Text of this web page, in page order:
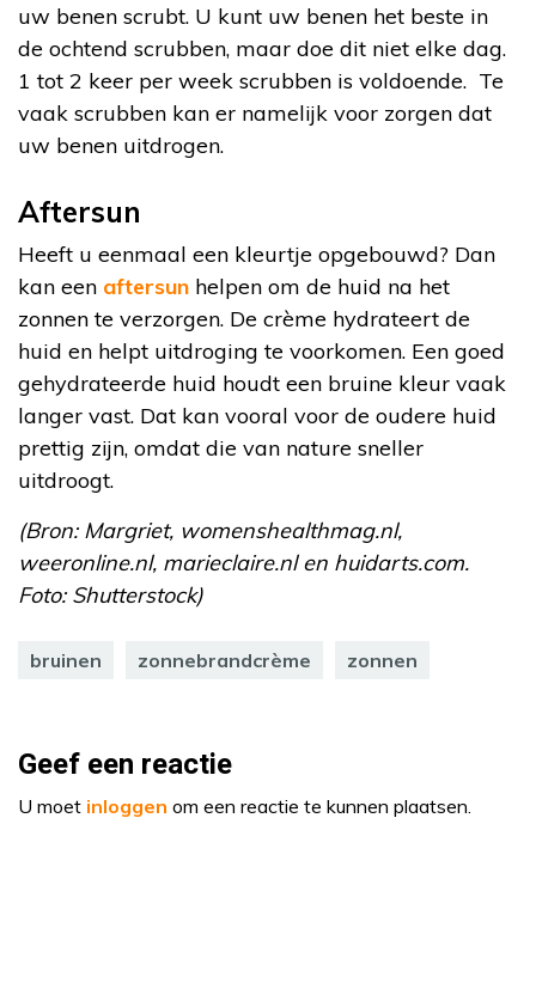
uw benen scrubt. U kunt uw benen het beste in
de ochtend scrubben, maar doe dit niet elke dag.
1 tot 2 keer per week scrubben is voldoende. Te
vaak scrubben kan er namelijk voor zorgen dat
uw benen uitdrogen.
Aftersun
Heeft u eenmaal een kleurtje opgebouwd? Dan
kan een aftersun helpen om de huid na het
zonnen te verzorgen. De crème hydrateert de
huid en helpt uitdroging te voorkomen. Een goed
gehydrateerde huid houdt een bruine kleur vaak
langer vast. Dat kan vooral voor de oudere huid
prettig zijn, omdat die van nature sneller
uitdroogt.
(Bron: Margriet, womenshealthmag.nl,
weeronline.nl, marieclaire.nl en huidarts.com.
Foto: Shutterstock)
bruinen zonnebrandcrème zonnen
Geef een reactie
U moet inloggen om een reactie te kunnen plaatsen.